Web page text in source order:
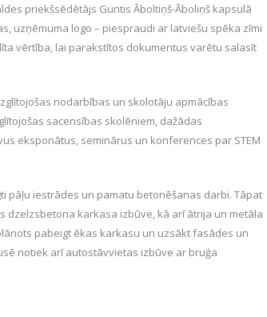
priekšsēdētājs Guntis Āboltiņš-Āboliņš kapsulā
uzņēmuma logo – piespraudi ar latviešu spēka zīmi
vērtība, lai parakstītos dokumentus varētu salasīt
nodarbības un skolotāju apmācības
sacensības skolēniem, dažādas
eksponātus, seminārus un konferences par STEM
pāļu iestrādes un pamatu betonēšanas darbi. Tāpat
dzelzsbetona karkasa izbūve, kā arī ātrija un metāla
pabeigt ēkas karkasu un uzsākt fasādes un
notiek arī autostāvvietas izbūve ar bruģa